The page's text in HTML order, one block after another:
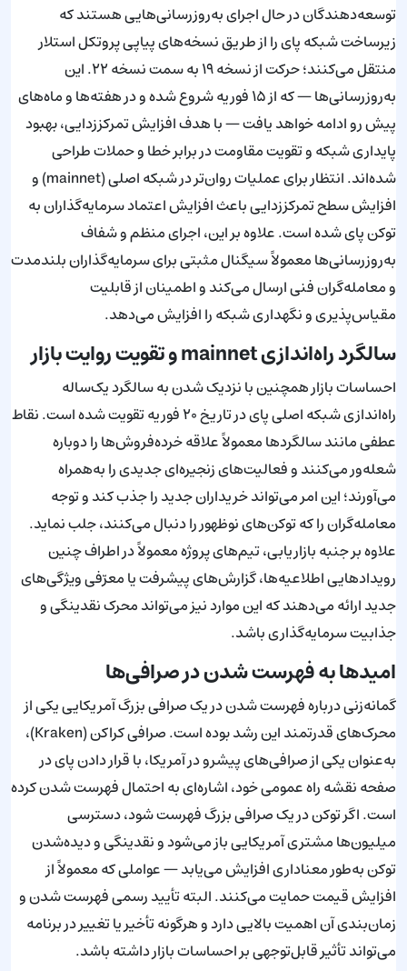
توسعه‌دهندگان در حال اجرای به‌روزرسانی‌هایی هستند که
زیرساخت شبکه پای را از طریق نسخه‌های پیاپی پروتکل استلار
منتقل می‌کنند؛ حرکت از نسخه ۱۹ به سمت نسخه ۲۲. این
به‌روزرسانی‌ها — که از ۱۵ فوریه شروع شده و در هفته‌ها و ماه‌های
پیش رو ادامه خواهد یافت — با هدف افزایش تمرکززدایی، بهبود
پایداری شبکه و تقویت مقاومت در برابر خطا و حملات طراحی
شده‌اند. انتظار برای عملیات روان‌تر در شبکه اصلی (mainnet) و
افزایش سطح تمرکززدایی باعث افزایش اعتماد سرمایه‌گذاران به
توکن پای شده است. علاوه بر این، اجرای منظم و شفاف
به‌روزرسانی‌ها معمولاً سیگنال مثبتی برای سرمایه‌گذاران بلندمدت
و معامله‌گران فنی ارسال می‌کند و اطمینان از قابلیت
مقیاس‌پذیری و نگهداری شبکه را افزایش می‌دهد.
سالگرد راه‌اندازی mainnet و تقویت روایت بازار
احساسات بازار همچنین با نزدیک شدن به سالگرد یک‌ساله
راه‌اندازی شبکه اصلی پای در تاریخ ۲۰ فوریه تقویت شده است. نقاط
عطفی مانند سالگردها معمولاً علاقه خرده‌فروش‌ها را دوباره
شعله‌ور می‌کنند و فعالیت‌های زنجیره‌ای جدیدی را به‌همراه
می‌آورند؛ این امر می‌تواند خریداران جدید را جذب کند و توجه
معامله‌گران را که توکن‌های نوظهور را دنبال می‌کنند، جلب نماید.
علاوه بر جنبه بازاریابی، تیم‌های پروژه معمولاً در اطراف چنین
رویدادهایی اطلاعیه‌ها، گزارش‌های پیشرفت یا معرّفی ویژگی‌های
جدید ارائه می‌دهند که این موارد نیز می‌تواند محرک نقدینگی و
جذابیت سرمایه‌گذاری باشد.
امیدها به فهرست شدن در صرافی‌ها
گمانه‌زنی درباره فهرست شدن در یک صرافی بزرگ آمریکایی یکی از
محرک‌های قدرتمند این رشد بوده است. صرافی کراکن (Kraken)،
به‌عنوان یکی از صرافی‌های پیشرو در آمریکا، با قرار دادن پای در
صفحه نقشه راه عمومی خود، اشاره‌ای به احتمال فهرست شدن کرده
است. اگر توکن در یک صرافی بزرگ فهرست شود، دسترسی
میلیون‌ها مشتری آمریکایی باز می‌شود و نقدینگی و دیده‌شدن
توکن به‌طور معناداری افزایش می‌یابد — عواملی که معمولاً از
افزایش قیمت حمایت می‌کنند. البته تأیید رسمی فهرست شدن و
زمان‌بندی آن اهمیت بالایی دارد و هرگونه تأخیر یا تغییر در برنامه
می‌تواند تأثیر قابل‌توجهی بر احساسات بازار داشته باشد.